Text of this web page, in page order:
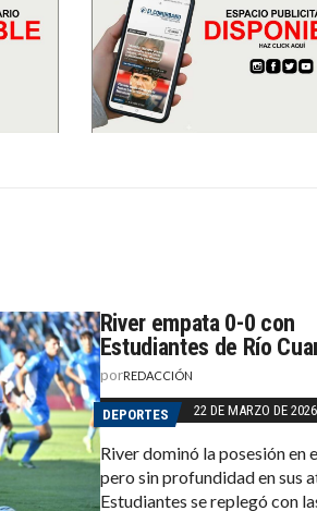
River empata 0-0 con
Estudiantes de Río
porREDACCIÓN
DEPORTES 22 DE MARZO DE 2026
River dominó la posesión en
pero sin profundidad en sus
Estudiantes se replegó con